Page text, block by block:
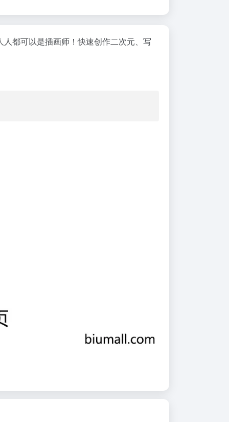
都可以是插画师！快速创作二次元、写